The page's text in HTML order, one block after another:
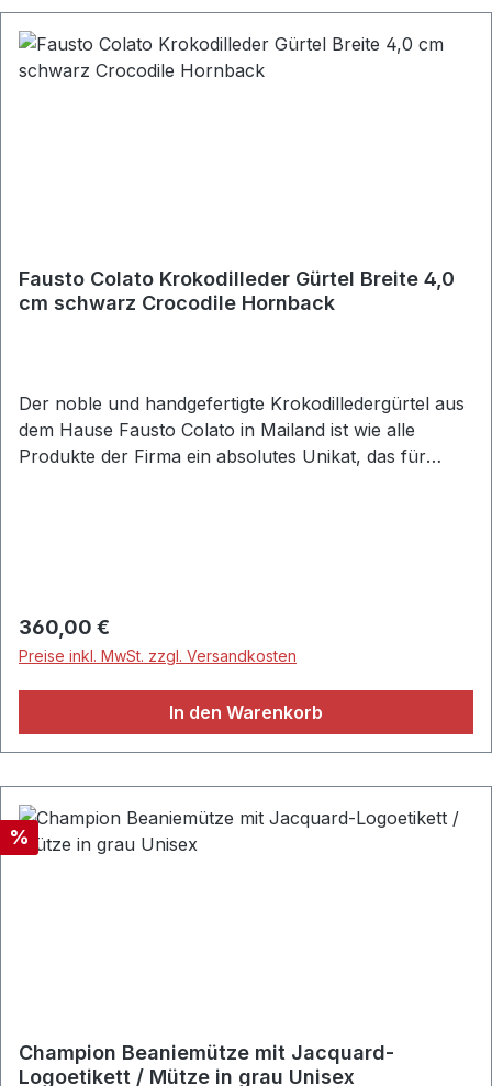
Fausto Colato Krokodilleder Gürtel Breite 4,0
cm schwarz Crocodile Hornback
Der noble und handgefertigte Krokodilledergürtel aus
dem Hause Fausto Colato in Mailand ist wie alle
Produkte der Firma ein absolutes Unikat, das für
gleichfarbigen Schuhen setzt das ansprechende
Accessoire edle Akzente. • Fausto Colato•
Businessgürtel aus weichem Krokodilleder• Breite: ca.
4,0 cm• Geschwungene Gürtelschließe aus
hochwertigem Metall• Gürtelschlaufe aus
strapazierfähigem Krokodilleder• Handgefertigt•
Regulärer Preis:
360,00 €
Preise inkl. MwSt. zzgl. Versandkosten
In den Warenkorb
Rabatt
%
Champion Beaniemütze mit Jacquard-
Logoetikett / Mütze in grau Unisex